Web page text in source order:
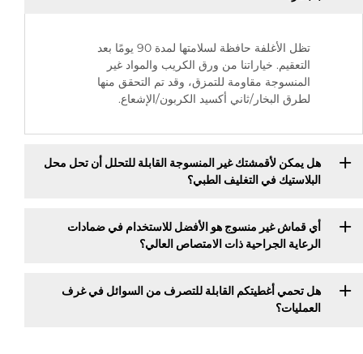
تظل الأغلفة حافظة لسلامتها لمدة 90 يومًا بعد
التعقيم. خياراتنا من ورق الكريب والمواد غير
المنسوجة مقاومة للتمزق، وقد تم التحقق منها
لطرق البخار/ثاني أكسيد الكربون/الإشعاع.
هل يمكن لأقمشتك غير المنسوجة القابلة للتحلل أن تحل محل
البلاستيك في التغليف الطبي؟
أي قماش غير منسوج هو الأفضل للاستخدام في ضمادات
الرعاية الجراحية ذات الامتصاص العالي؟
هل تحمي أغطيتكم القابلة للتصرف من السوائل في غرف
العمليات؟